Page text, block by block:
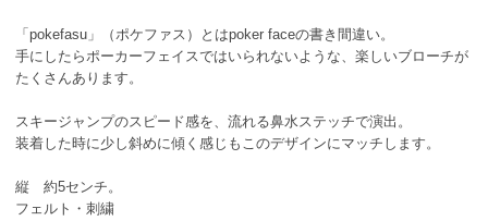
「pokefasu」（ポケファス）とはpoker faceの書き間違い。
手にしたらポーカーフェイスではいられないような、楽しいブローチが
たくさんあります。
スキージャンプのスピード感を、流れる鼻水ステッチで演出。
装着した時に少し斜めに傾く感じもこのデザインにマッチします。
縦 約5センチ。
フェルト・刺繍